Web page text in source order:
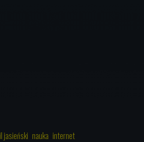
jasieński nauka internet